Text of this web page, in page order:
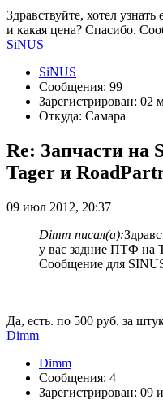
Здравствуйте, хотел
и какая цена? Спасибо.
SiNUS
SiNUS
Сообщения: 99
Зарегистрирован: 02
Откуда: Самара
Re: Запчасти на
Tager и
09 июл 2012, 20:37
Dimm писал(а):
у вас задние ПТФ на
Сообщение для
Да, есть. по 500 руб. за
Dimm
Dimm
Сообщения: 4
Зарегистрирован: 09